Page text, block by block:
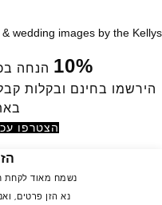
wedding images by the Kellys
10% הנחה
הצטרפו
נשמח מאוד לקחת
נא הזן פרטים,